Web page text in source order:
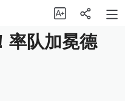
率队加冕德